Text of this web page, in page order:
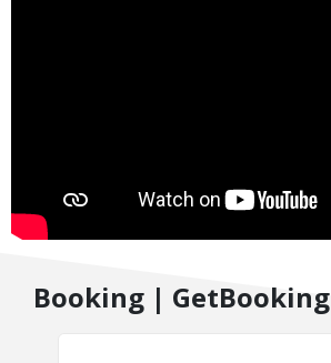
Booking | GetBooking